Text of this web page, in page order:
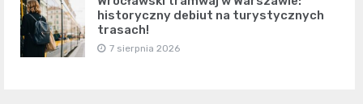
historyczny debiut na turystycznych
trasach!
7 sierpnia 2026